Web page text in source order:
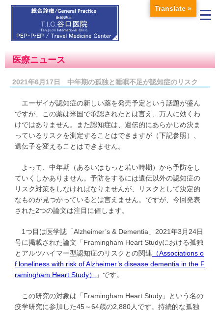
医療ニュース
2021年6月17日 中年期の孤独と睡眠不足が認知症のリスク
エーザイが認知症の新しい薬を発売予定という話題が盛ん
ですが、この薬は米国で承認されたとは言え、万人に効くわ
けではありません。また認知症は、遺伝的にあらかじめ決ま
っているリスクを測定することはできますが（下記参照）、
遺伝子を変えることはできません。
よって、中年期（あるいはもっと若い時期）から予防をし
ていくしかありません。予防をするには遺伝以外の認知症の
リスク対策をしなければなりませんが、リスクとして決定的
なものが見つかっているとは言えません。ですが、今回発表
された2つの論文は注目に値します。
1つ目は医学誌「Alzheimer’s & Dementia」2021年3月24日
号に掲載された論文「Framingham Heart Studyにおける孤独
とアルツハイマー型認知症のリスクとの関連 （Associations o
f loneliness with risk of Alzheimer’s disease dementia in the F
ramingham Heart Study）
」です。
この研究の対象は「Framingham Heart Study」という名の
疫学研究に参加した45～64歳の2,880人です。持続的な孤独
Translate »